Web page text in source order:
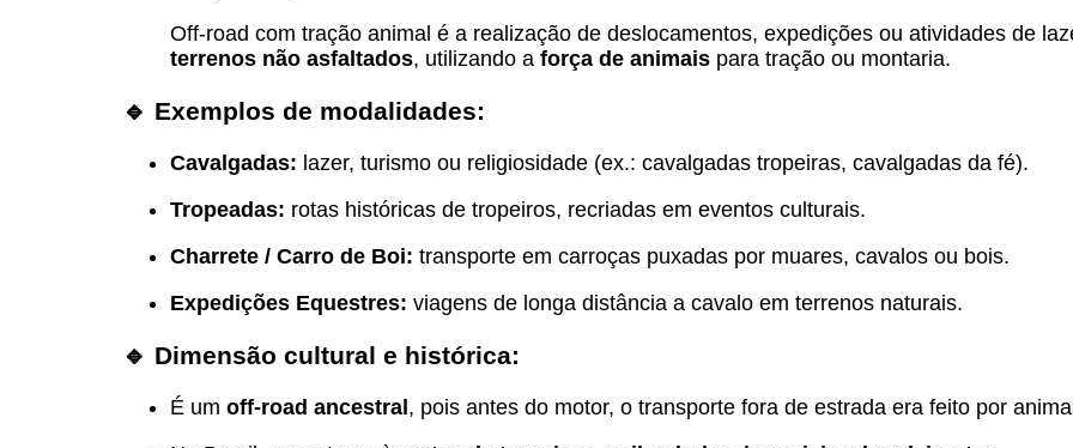
Off-road com tração animal é a realização de deslocamentos, expedições ou atividades de
terrenos não asfaltados, utilizando a força de animais para tração ou montaria.
🔹 Exemplos de modalidades:
Cavalgadas: lazer, turismo ou religiosidade (ex.: cavalgadas tropeiras, cavalgadas da fé).
Tropeadas: rotas históricas de tropeiros, recriadas em eventos culturais.
Charrete / Carro de Boi: transporte em carroças puxadas por muares, cavalos ou bois.
Expedições Equestres: viagens de longa distância a cavalo em terrenos naturais.
🔹 Dimensão cultural e histórica:
É um off-road ancestral , pois antes do motor, o transporte fora de estrada era feito por